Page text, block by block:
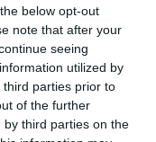
below opt-out
note that after your
seeing
utilized by
parties prior to
of the further
third parties on the